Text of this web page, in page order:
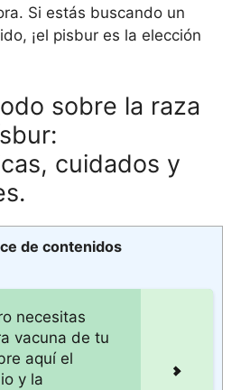
Si estás buscando un
¡el pisbur es la elección
sobre la raza
cuidados y
de contenidos
necesitas
vacuna de tu
aquí el
y la